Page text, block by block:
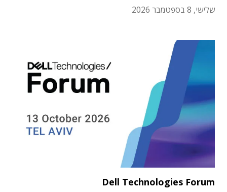
שלישי, 8 בספטמבר 2026
Dell Technologies Forum